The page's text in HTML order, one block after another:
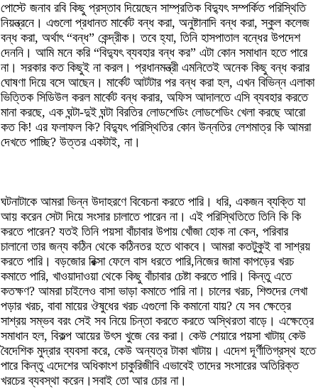
পোস্টে জনাব রবি কিছু প্রস্তাব দিয়েছেন সাম্প্রতিক বিদ্যুৎ সম্পর্কিত পরিস্থিতি
নিয়ন্ত্রনে। এগুলো প্রধানত মার্কেট বন্ধ করা, অনুষ্টানাদি বন্ধ করা, স্কুল কলেজ
বন্ধ করা, অর্থাৎ “বন্ধ” কেন্দ্রীক। তবে হ্যা, তিনি হাসপাতাল বন্ধের উপদেশ
দেননি। আমি মনে করি “বিদ্যুৎ ব্যবহার বন্ধ কর” এটা কোন সমাধান হতে পারে
না। সরকার কত কিছুই না করল। প্রধানমন্ত্রী এমনিতেই অনেক কিছু বন্ধ করার
ঘোষণা দিয়ে বসে আছেন। মার্কেট আটটার পর বন্ধ করা হল, এখন বিভিন্ন এলাকা
ভিত্তিক সিডিউল করল মার্কেট বন্ধ করার, অফিস আদালতে এসি ব্যবহার করতে
মানা করছে, এক ঘন্টা-দুই ঘন্টা বিরতির লোডশেডিং লোডশেডিং খেলা করছে আরো
কত কি! এর ফলাফল কি? বিদ্যুৎ পরিস্থিতির কোন উন্নতির লেশমাত্র কি আমরা
দেখতে পাচ্ছি? উত্তর একটাই, না।
ঘটনাটাকে আমরা ভিন্ন উদাহরণে বিবেচনা করতে পারি। ধরি, একজন ব্যক্তি যা
আয় করেন সেটা দিয়ে সংসার চালাতে পারেন না। এই পরিস্থিতিতে তিনি কি কি
করতে পারেন? যতই তিনি পয়সা বাঁচাবার উপায় খোঁজা হোক না কেন, পরিবার
চালানো তার জন্য কঠিন থেকে কঠিনতর হতে থাকবে। আমরা কতটুকুই বা সাশ্রয়
করতে পারি। বড়জোর রিক্সা ফেলে বাস ধরতে পারি,নিজের জামা কাপড়ের খরচ
কমাতে পারি, খাওয়াদাওয়া থেকে কিছু বাঁচাবার চেষ্টা করতে পারি। কিন্তু এতে
কতক্ষণ? আমরা চাইলেও বাসা ভাড়া কমাতে পারি না। চালের খরচ, শিশুদের লেখা
পড়ার খরচ, বাবা মায়ের ঔষুধের খরচ এগুলো কি কমানো যায়? যে সব ক্ষেত্রে
সাশ্রয় সম্ভব বরং সেই সব নিয়ে চিন্তা করতে করতে অস্থিরতা বাড়ে। এক্ষেত্রে
সমাধান হল, বিকল্প আয়ের উৎস খুজে বের করা। কেউ শেয়ারে পয়সা খাটায়্ কেউ
বৈদেশিক মুদ্রার ব্যবসা করে, কেউ অন্যত্র টাকা খাটায়। এদেশ দূর্ণীতিগ্রস্থ হতে
পারে কিন্তু এদেশের অধিকাংশ চাকুরিজীবি এভাবেই তাদের সংসারের অতিরিক্ত
খরচের ব্যবস্থা করেন।সবাই তো আর চোর না।